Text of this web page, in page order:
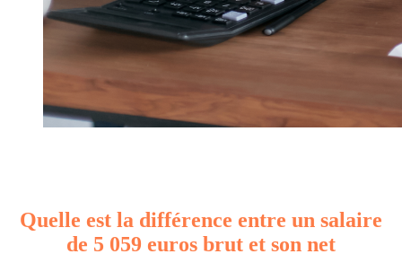
Quelle est la différence entre un salaire
de 5 059 euros brut et son net